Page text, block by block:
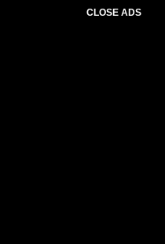
CLOSE ADS